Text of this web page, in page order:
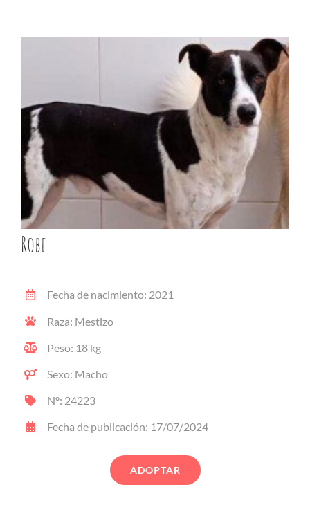
Robe
Fecha de nacimiento: 2021
Raza: Mestizo
Peso: 18 kg
Sexo: Macho
Nº: 24223
Fecha de publicación: 17/07/2024
ADOPTAR